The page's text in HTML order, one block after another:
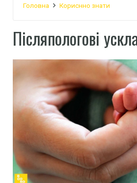
Головна Кориснно знати
Післяпологові